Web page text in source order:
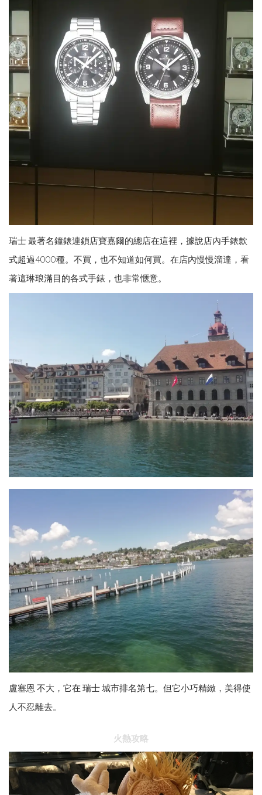
瑞士 最著名鐘錶連鎖店寶嘉爾的總店在這裡，據說店內手錶款
式超過4000種。不買，也不知道如何買。在店內慢慢溜達，看
著這琳琅滿目的各式手錶，也非常愜意。
盧塞恩 不大，它在 瑞士 城市排名第七。但它小巧精緻，美得使
人不忍離去。
火熱攻略